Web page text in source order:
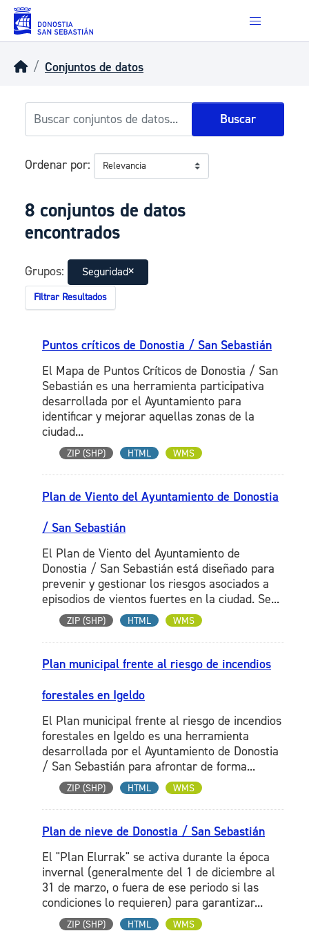
Skip to main content
Conjuntos de datos
Buscar
Ordenar por
8 conjuntos de datos
encontrados
Grupos: Seguridad
Filtrar Resultados
Puntos críticos de Donostia / San Sebastián
El Mapa de Puntos Críticos de Donostia / San
Sebastián es una herramienta participativa
desarrollada por el Ayuntamiento para
identificar y mejorar aquellas zonas de la
ciudad...
ZIP (SHP) HTML WMS
Plan de Viento del Ayuntamiento de Donostia
/ San Sebastián
El Plan de Viento del Ayuntamiento de
Donostia / San Sebastián está diseñado para
prevenir y gestionar los riesgos asociados a
episodios de vientos fuertes en la ciudad. Se...
ZIP (SHP) HTML WMS
Plan municipal frente al riesgo de incendios
forestales en Igeldo
El Plan municipal frente al riesgo de incendios
forestales en Igeldo es una herramienta
desarrollada por el Ayuntamiento de Donostia
/ San Sebastián para afrontar de forma...
ZIP (SHP) HTML WMS
Plan de nieve de Donostia / San Sebastián
El "Plan Elurrak" se activa durante la época
invernal (generalmente del 1 de diciembre al
31 de marzo, o fuera de ese periodo si las
condiciones lo requieren) para garantizar...
ZIP (SHP) HTML WMS